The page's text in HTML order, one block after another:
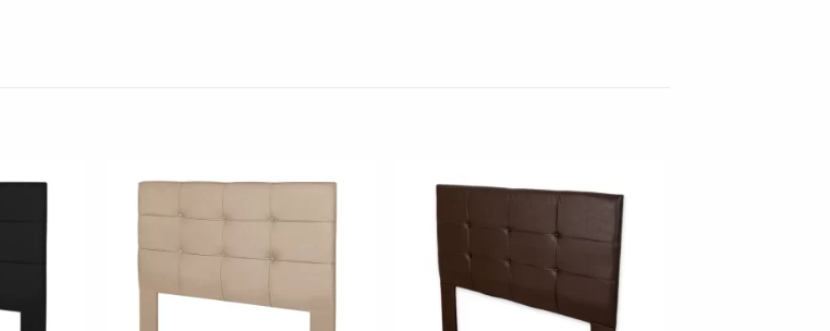
Adicionar
à lista de
desejos"